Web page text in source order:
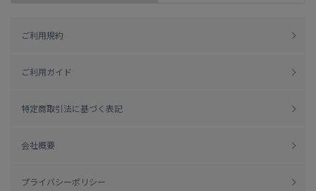
ご利用規約
ご利用ガイド
特定商取引法に基づく表記
会社概要
プライバシーポリシー